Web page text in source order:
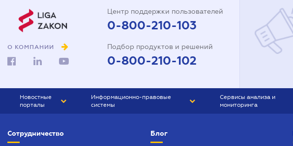
О КОМПАНИИ
Центр поддержки пользователей
0-800-210-103
Подбор продуктов и решений
0-800-210-102
Новостные
порталы
БИЗНЕС
Информационно-правовые
системы
Сервисы анализа и
мониторинга
Сотрудничество Блог